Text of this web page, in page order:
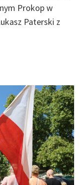
Prokop w
Paterski z